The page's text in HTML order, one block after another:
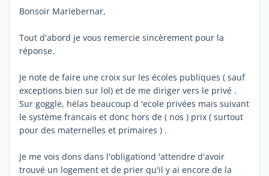
Bonsoir Mariebernar,
Tout d'abord je vous remercie sincèrement pour la
réponse.
Je note de faire une croix sur les écoles publiques ( sauf
exceptions bien sur lol) et de me diriger vers le privé .
Sur goggle, hélas beaucoup d 'ecole privées mais suivant
le système francais et donc hors de ( nos ) prix ( surtout
pour des maternelles et primaires ) .
Je me vois dons dans l'obligationd 'attendre d'avoir
trouvé un logement et de prier qu'il y ai encore de la